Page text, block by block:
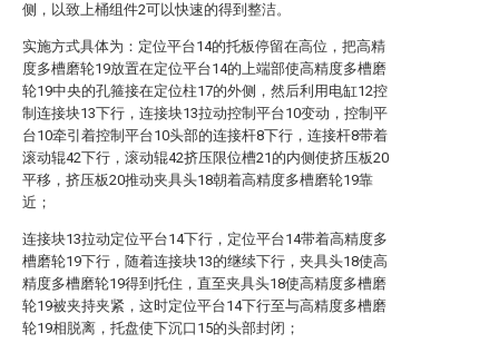
侧，以致上桶组件2可以快速的得到整洁。
实施方式具体为：定位平台14的托板停留在高位，把高精
度多槽磨轮19放置在定位平台14的上端部使高精度多槽磨
轮19中央的孔箍接在定位柱17的外侧，然后利用电缸12控
制连接块13下行，连接块13拉动控制平台10变动，控制平
台10牵引着控制平台10头部的连接杆8下行，连接杆8带着
滚动辊42下行，滚动辊42挤压限位槽21的内侧使挤压板20
平移，挤压板20推动夹具头18朝着高精度多槽磨轮19靠
近；
连接块13拉动定位平台14下行，定位平台14带着高精度多
槽磨轮19下行，随着连接块13的继续下行，夹具头18使高
精度多槽磨轮19得到托住，直至夹具头18使高精度多槽磨
轮19被夹持夹紧，这时定位平台14下行至与高精度多槽磨
轮19相脱离，托盘使下沉口15的头部封闭；